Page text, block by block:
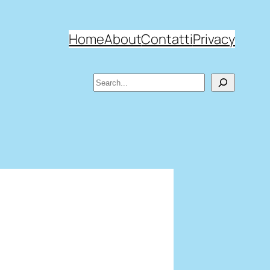
HomeAboutContattiPrivacy
Search